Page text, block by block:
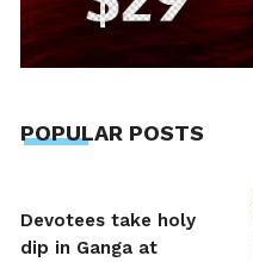
POPULAR POSTS
Devotees take holy
dip in Ganga at